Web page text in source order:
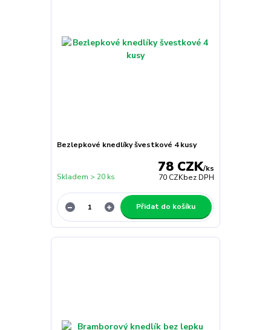
Bezlepkové knedlíky švestkové 4 kusy
78 CZK/ks
70 CZKbez DPH
Skladem > 20 ks
Přidat do košíku